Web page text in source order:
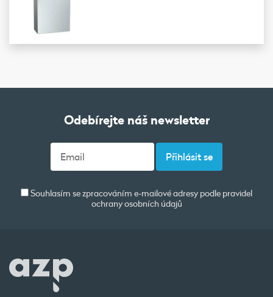
Odebírejte náš newsletter
Souhlasím se zpracováním e-mailové adresy podle pravidel
ochrany osobních údajů